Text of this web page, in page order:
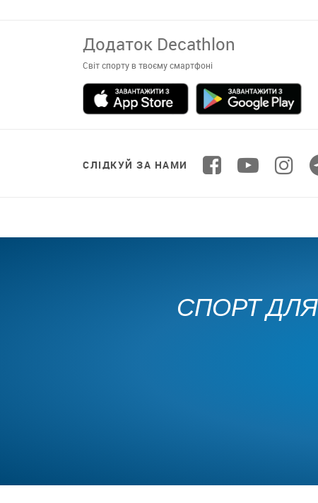
Додаток Decathlon
Світ спорту в твоєму смартфоні
СЛІДКУЙ ЗА НАМИ
СПОРТ ДЛЯ